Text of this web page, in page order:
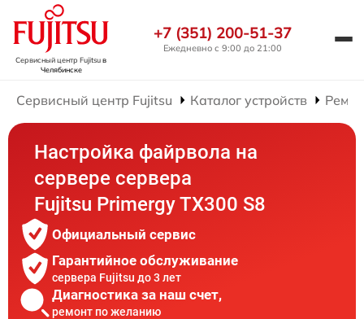
Сервисный центр Fujitsuв
Челябинске
+7 (351) 200-51-37
Ежедневно с 9:00 до 21:00
Сервисный центр Fujitsu Каталог устройств
Настройка файрвола на
сервере сервера
Fujitsu Primergy TX300 S8
Официальный сервис
Гарантийное обслуживание
сервера Fujitsu до 3 лет
Диагностика за наш счет,
ремонт по желанию